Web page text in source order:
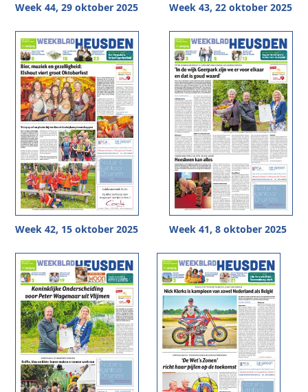
Week 44, 29 oktober 2025 Week 43, 22 oktober 2025
Week 42, 15 oktober 2025 Week 41, 8 oktober 2025